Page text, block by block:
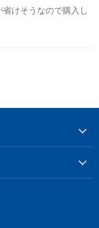
けそうなので購入し